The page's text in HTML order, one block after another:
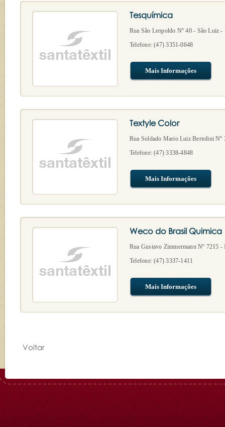
Tesquímica
Rua São Leopoldo Nº 40 - São Luiz -
Telefone: (47) 3351-0648
Mais Informações
Textyle Color
Rua Soldado Mario Luiz Bertolini Nº
Telefone: (47) 3338-4848
Mais Informações
Weco do Brasil Quimica
Rua Gustavo Zimmermann Nº 7215
Telefone: (47) 3337-1411
Mais Informações
Voltar